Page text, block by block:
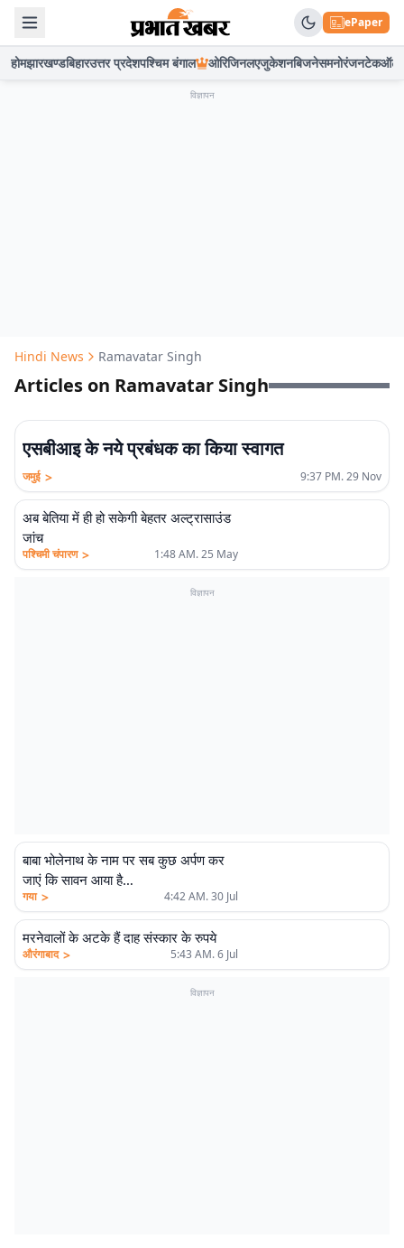
ePaper
होमझारखण्डबिहारउत्तर प्रदेशपश्चिम बंगाल ओरिजिनलएजुकेशनबिजनेसमनोरंजनटेकऑटो
विज्ञापन
Hindi News Ramavatar Singh
Articles on Ramavatar Singh
एसबीआइ के नये प्रबंधक का किया स्वागत
जमुई > 9:37 PM. 29 Nov
अब बेतिया में ही हो सकेगी बेहतर अल्ट्रासाउंड
जांच
पश्चिमी चंपारण > 1:48 AM. 25 May
विज्ञापन
बाबा भोलेनाथ के नाम पर सब कुछ अर्पण कर
जाएं कि सावन आया है…
गया > 4:42 AM. 30 Jul
मरनेवालों के अटके हैं दाह संस्कार के रुपये
औरंगाबाद > 5:43 AM. 6 Jul
विज्ञापन